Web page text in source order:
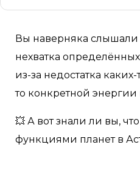
Вы наверняка слышали
нехватка
из-за недостатка
то конкретной
💥 А вот знали ли вы,
функциями планет в